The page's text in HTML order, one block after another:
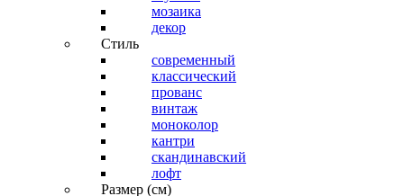
мозаика
декор
Стиль
современный
классический
прованс
винтаж
моноколор
кантри
скандинавский
лофт
Размер (см)